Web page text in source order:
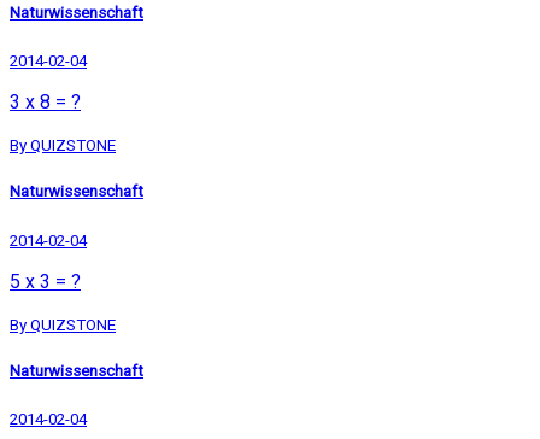
Naturwissenschaft
2014-02-04
3 x 8 = ?
By QUIZSTONE
Naturwissenschaft
2014-02-04
5 x 3 = ?
By QUIZSTONE
Naturwissenschaft
2014-02-04